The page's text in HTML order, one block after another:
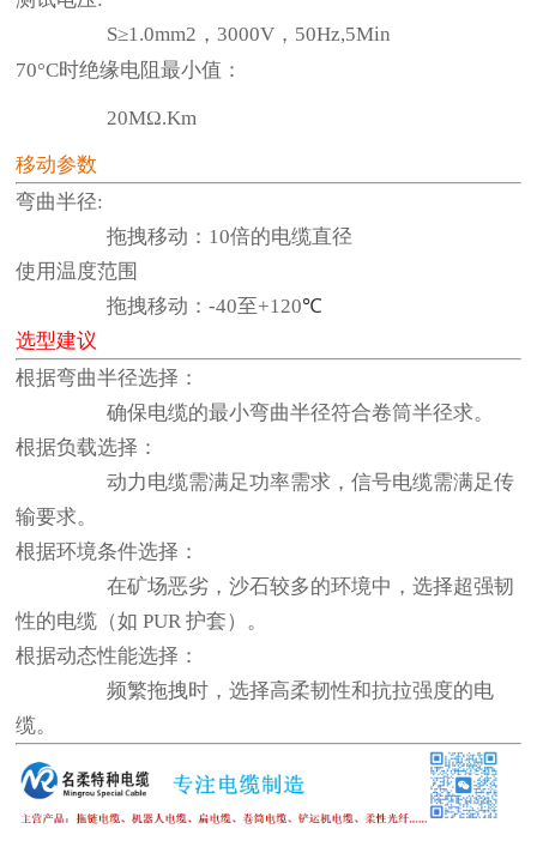
S≥1.0mm2，3000V，50Hz,5Min
70°C时绝缘电阻最小值：
20MΩ.Km
移动参数
弯曲半径:
拖拽移动：10倍的电缆直径
使用温度范围
拖拽移动：-40至+120℃
选型建议
根据弯曲半径选择：
确保电缆的最小弯曲半径符合卷筒半径求。
根据负载选择：
动力电缆需满足功率需求，信号电缆需满足传
输要求。
根据环境条件选择：
在矿场恶劣，沙石较多的环境中，选择超强韧
性的电缆（如 PUR 护套）。
根据动态性能选择：
频繁拖拽时，选择高柔韧性和抗拉强度的电
缆。